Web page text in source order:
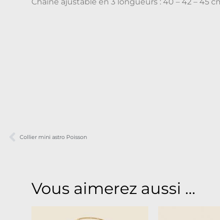
Collier mini astro Poisson
Vous aimerez aussi ...